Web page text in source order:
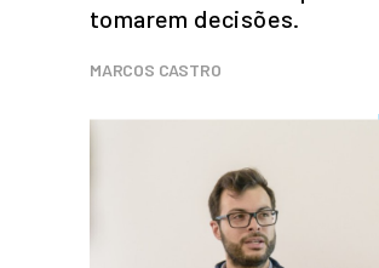
tomarem decisões.
MARCOS CASTRO